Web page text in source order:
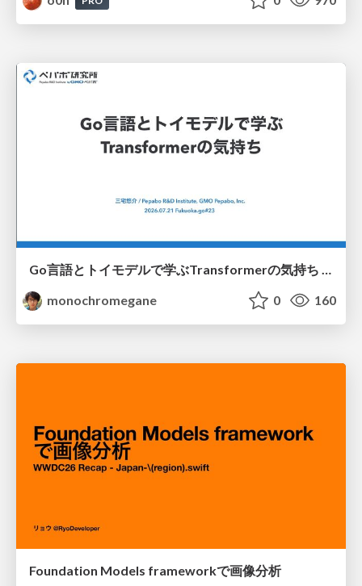
Go言語とトイモデルで学ぶTransformerの気持ち / fukuokago23-transformer
monochromegane
0 160
Foundation Models frameworkで画像分析